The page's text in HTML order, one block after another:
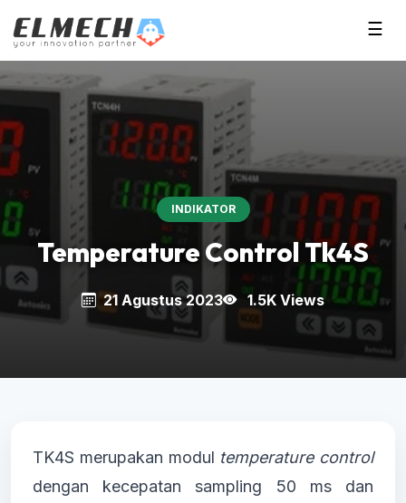
☰
INDIKATOR
Temperature Control Tk4S
21 Agustus 2023 1.5K Views
TK4S merupakan modul temperature control
dengan kecepatan sampling 50 ms dan